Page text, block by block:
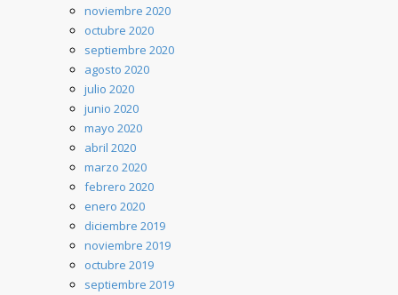
noviembre 2020
octubre 2020
septiembre 2020
agosto 2020
julio 2020
junio 2020
mayo 2020
abril 2020
marzo 2020
febrero 2020
enero 2020
diciembre 2019
noviembre 2019
octubre 2019
septiembre 2019